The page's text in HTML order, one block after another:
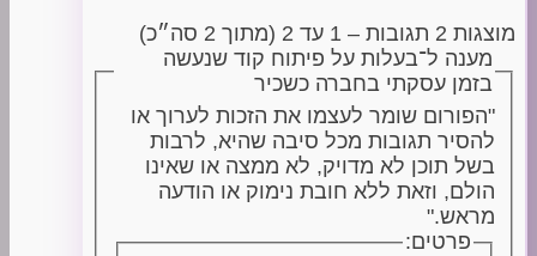
מוצגות 2 תגובות – 1 עד 2 (מתוך 2 סה״כ)
מענה ל־בעלות על פיתוח קוד שנעשה
בזמן עסקתי בחברה כשכיר
"הפורום שומר לעצמו את הזכות לערוך או
להסיר תגובות מכל סיבה שהיא, לרבות
בשל תוכן לא מדויק, לא ממצה או שאינו
הולם, וזאת ללא חובת נימוק או הודעה
מראש."
פרטים: